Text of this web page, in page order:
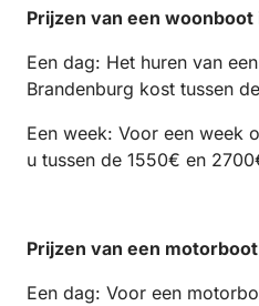
Prijzen van een
Een dag: Het huren van
Brandenburg kost tussen
Een week: Voor een week
u tussen de 1550€ en
Prijzen van een
Een dag: Voor een